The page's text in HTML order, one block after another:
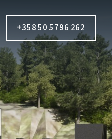
+358 50 5796 262